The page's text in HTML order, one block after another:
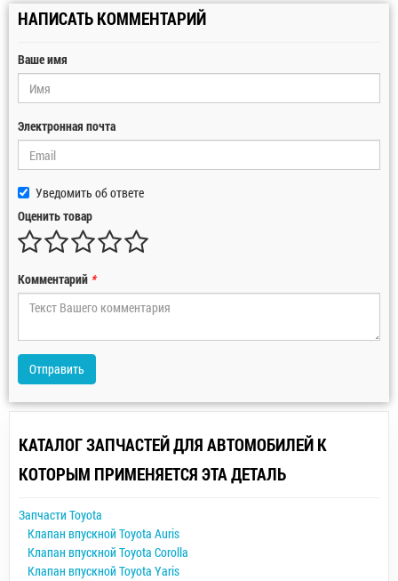
НАПИСАТЬ КОММЕНТАРИЙ
Ваше имя
Электронная почта
Уведомить об ответе
Оценить товар
Комментарий *
Отправить
КАТАЛОГ ЗАПЧАСТЕЙ ДЛЯ АВТОМОБИЛЕЙ К
КОТОРЫМ ПРИМЕНЯЕТСЯ ЭТА ДЕТАЛЬ
Запчасти Toyota
Клапан впускной Toyota Auris
Клапан впускной Toyota Corolla
Клапан впускной Toyota Yaris